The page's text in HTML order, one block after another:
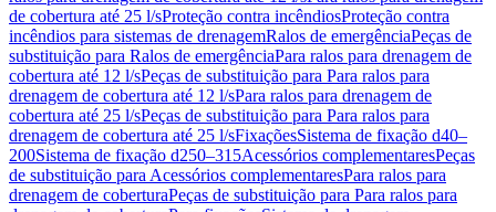
de cobertura até 25 l/sProteção contra incêndiosProteção contra
incêndios para sistemas de drenagemRalos de emergênciaPeças de
substituição para Ralos de emergênciaPara ralos para drenagem de
cobertura até 12 l/sPeças de substituição para Para ralos para
drenagem de cobertura até 12 l/sPara ralos para drenagem de
cobertura até 25 l/sPeças de substituição para Para ralos para
drenagem de cobertura até 25 l/sFixaçõesSistema de fixação d40–
200Sistema de fixação d250–315Acessórios complementaresPeças
de substituição para Acessórios complementaresPara ralos para
drenagem de coberturaPeças de substituição para Para ralos para